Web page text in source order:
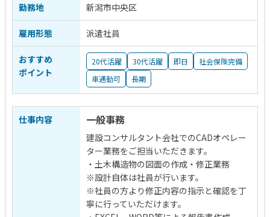
勤務地 新潟市中央区
雇用形態 派遣社員
おすすめ
ポイント
20代活躍 30代活躍 即日
社会保険完備
車通勤可
長期
仕事内容 一般事務
建設コンサルタント会社でのCADオペレー
ター業務をご担当いただきます。
・土木構造物の図面の作成・修正業務
※設計自体は社員が行います。
※社員の方より修正内容の指示と確認を丁
寧に行っていただけます。